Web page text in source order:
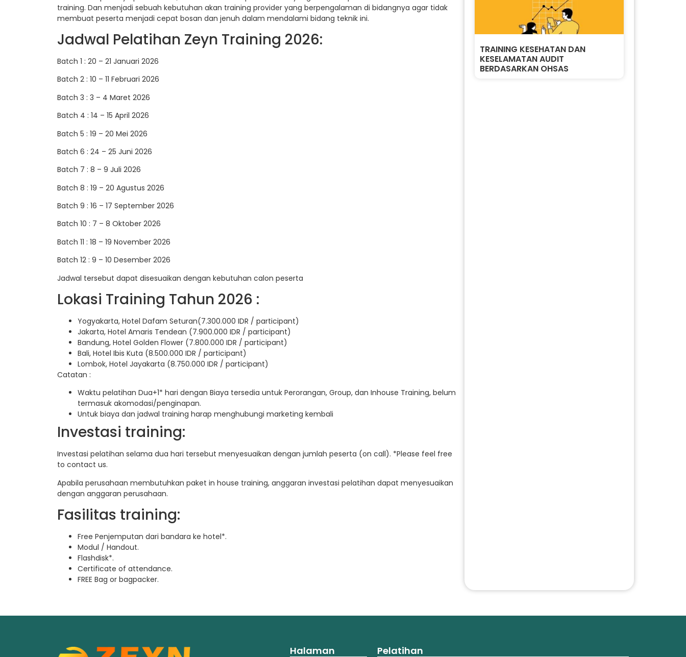
training. Dan menjadi sebuah kebutuhan akan training provider yang berpengalaman di bidangnya agar tidak
membuat peserta menjadi cepat bosan dan jenuh dalam mendalami bidang teknik ini.
Jadwal Pelatihan Zeyn Training 2026:
Batch 1 : 20 – 21 Januari 2026
Batch 2 : 10 – 11 Februari 2026
Batch 3 : 3 – 4 Maret 2026
Batch 4 : 14 – 15 April 2026
Batch 5 : 19 – 20 Mei 2026
Batch 6 : 24 – 25 Juni 2026
Batch 7 : 8 – 9 Juli 2026
Batch 8 : 19 – 20 Agustus 2026
Batch 9 : 16 – 17 September 2026
Batch 10 : 7 – 8 Oktober 2026
Batch 11 : 18 – 19 November 2026
Batch 12 : 9 – 10 Desember 2026
Jadwal tersebut dapat disesuaikan dengan kebutuhan calon peserta
Lokasi Training Tahun 2026 :
Yogyakarta, Hotel Dafam Seturan(7.300.000 IDR / participant)
Jakarta, Hotel Amaris Tendean (7.900.000 IDR / participant)
Bandung, Hotel Golden Flower (7.800.000 IDR / participant)
Bali, Hotel Ibis Kuta (8.500.000 IDR / participant)
Lombok, Hotel Jayakarta (8.750.000 IDR / participant)
Catatan :
Waktu pelatihan Dua+1* hari dengan Biaya tersedia untuk Perorangan, Group, dan Inhouse Training, belum
termasuk akomodasi/penginapan.
Untuk biaya dan jadwal training harap menghubungi marketing kembali
Investasi training:
Investasi pelatihan selama dua hari tersebut menyesuaikan dengan jumlah peserta (on call). *Please feel free
to contact us.
Apabila perusahaan membutuhkan paket in house training, anggaran investasi pelatihan dapat menyesuaikan
dengan anggaran perusahaan.
Fasilitas training:
Free Penjemputan dari bandara ke hotel*.
Modul / Handout.
Flashdisk*.
Certificate of attendance.
FREE Bag or bagpacker.
TRAINING KESEHATAN DAN
KESELAMATAN AUDIT
BERDASARKAN OHSAS
Halaman Pelatihan